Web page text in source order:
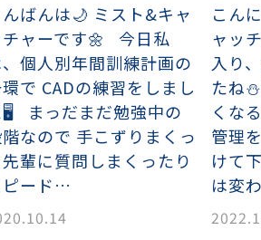
一覧表
一覧表
ッシュ網目一覧
金網
金網網目一覧表
金網
ンプ織金網
ップ織金網
)
織金網
金網
網について
るい
ットコンベヤー
ージ（線番）
粉砕機用
ンチング™
ンチング™
ンチング™
リーストレーナー™
ス鋼パンチング
ィンプル加工
ング™
ラー・サイズ
ート
ンチング™
）
ューター
計算(%)
算(kg)
タル加工品
んばんは🌙 ミスト&キャ
チャーです🌼 今日私
、個人別年間訓練計画の
で CADの練習をしまし
🖥 まっだまだ勉強中の
なので 手こずりまくっ
輩に質問しまくったり
ピード…
こん
ャッ
入り
たね
くな
管理
けて
は変